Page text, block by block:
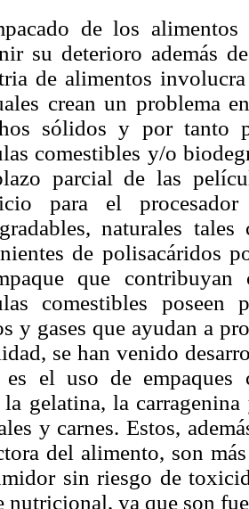
de los
su deterioro además
de alimentos
crean un problema
sólidos y por tanto
comestibles y/o
parcial de las
para el
naturales
de polisacáridos
que
comestibles poseen
y gases que ayudan a
se han venido
es el uso de empaques
la gelatina, la
y carnes. Estos,
del alimento, son
sin riesgo de
nutricional, ya que son